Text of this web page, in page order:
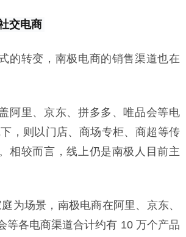
交电商
的转变，南极电商的销售渠道也在
阿里、京东、拼多多、唯品会等电
，则以门店、商场专柜、商超等传
相较而言，线上仍是南极人目前主
为场景，南极电商在阿里、京东、
等各电商渠道合计约有 10 万个产品